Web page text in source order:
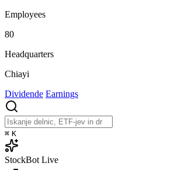
Employees
80
Headquarters
Chiayi
Dividende Earnings
⌘ K
StockBot Live